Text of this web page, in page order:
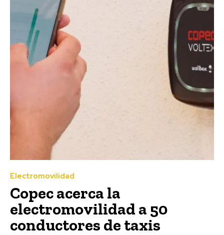
Electromovilidad
Copec acerca la
electromovilidad a 50
conductores de taxis